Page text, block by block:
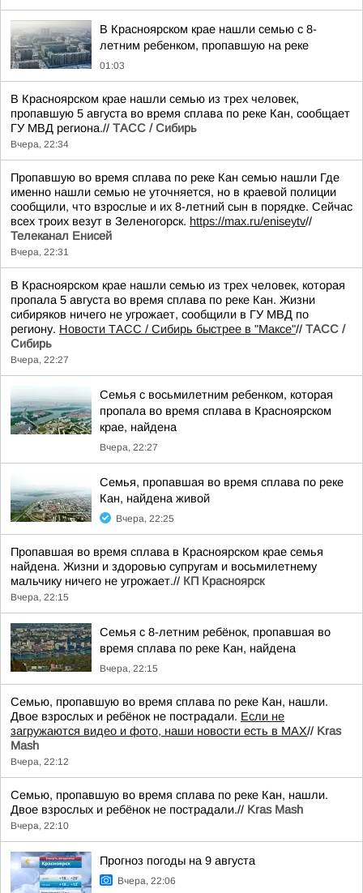
В Красноярском крае нашли семью с 8-
летним ребенком, пропавшую на реке
01:03
В Красноярском крае нашли семью из трех человек,
пропавшую 5 августа во время сплава по реке Кан, сообщает
ГУ МВД региона.// ТАСС / Сибирь
Вчера, 22:34
Пропавшую во время сплава по реке Кан семью нашли Где
именно нашли семью не уточняется, но в краевой полиции
сообщили, что взрослые и их 8-летний сын в порядке. Сейчас
всех троих везут в Зеленогорск. https://max.ru/eniseytv//
Телеканал Енисей
Вчера, 22:31
В Красноярском крае нашли семью из трех человек, которая
пропала 5 августа во время сплава по реке Кан. Жизни
сибиряков ничего не угрожает, сообщили в ГУ МВД по
региону. Новости ТАСС / Сибирь быстрее в "Mаксе"// ТАСС /
Сибирь
Вчера, 22:27
Семья с восьмилетним ребенком, которая
пропала во время сплава в Красноярском
крае, найдена
Вчера, 22:27
Семья, пропавшая во время сплава по реке
Кан, найдена живой
Вчера, 22:25
Пропавшая во время сплава в Красноярском крае семья
найдена. Жизни и здоровью супругам и восьмилетнему
мальчику ничего не угрожает.// КП Красноярск
Вчера, 22:15
Семья с 8-летним ребёнок, пропавшая во
время сплава по реке Кан, найдена
Вчера, 22:15
Семью, пропавшую во время сплава по реке Кан, нашли.
Двое взрослых и ребёнок не пострадали. Если не
загружаются видео и фото, наши новости есть в MAX// Kras
Mash
Вчера, 22:12
Семью, пропавшую во время сплава по реке Кан, нашли.
Двое взрослых и ребёнок не пострадали.// Kras Mash
Вчера, 22:10
Прогноз погоды на 9 августа
Вчера, 22:06